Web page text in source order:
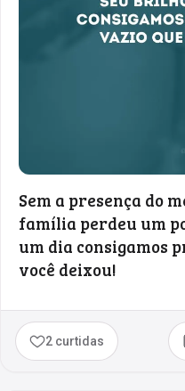
Sem a presença do
família perdeu um
um dia consigamos
você deixou!
2 curtidas